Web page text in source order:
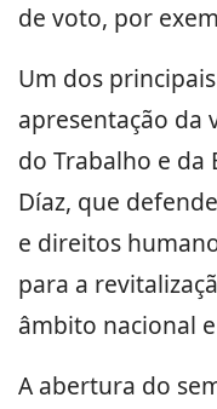
de voto, por
Um dos
apresentação da
do Trabalho e da
Díaz, que
e direitos
para a
âmbito nacional
A abertura do